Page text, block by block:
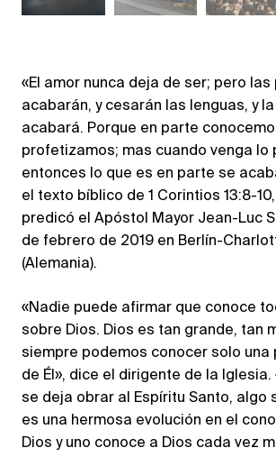
«El amor nunca deja de ser; pero
acabarán, y cesarán las lenguas, y
acabará. Porque en parte
profetizamos; mas cuando venga lo
entonces lo que es en parte se
el texto bíblico de 1 Corintios 13:8-
predicó el Apóstol Mayor Jean-Luc
de febrero de 2019 en Berlín-
(Alemania).
«Nadie puede afirmar que conoce
sobre Dios. Dios es tan grande, tan
siempre podemos conocer solo una
de Él», dice el dirigente de la Iglesia.
se deja obrar al Espíritu Santo, algo
es una hermosa evolución en el
Dios y uno conoce a Dios cada vez